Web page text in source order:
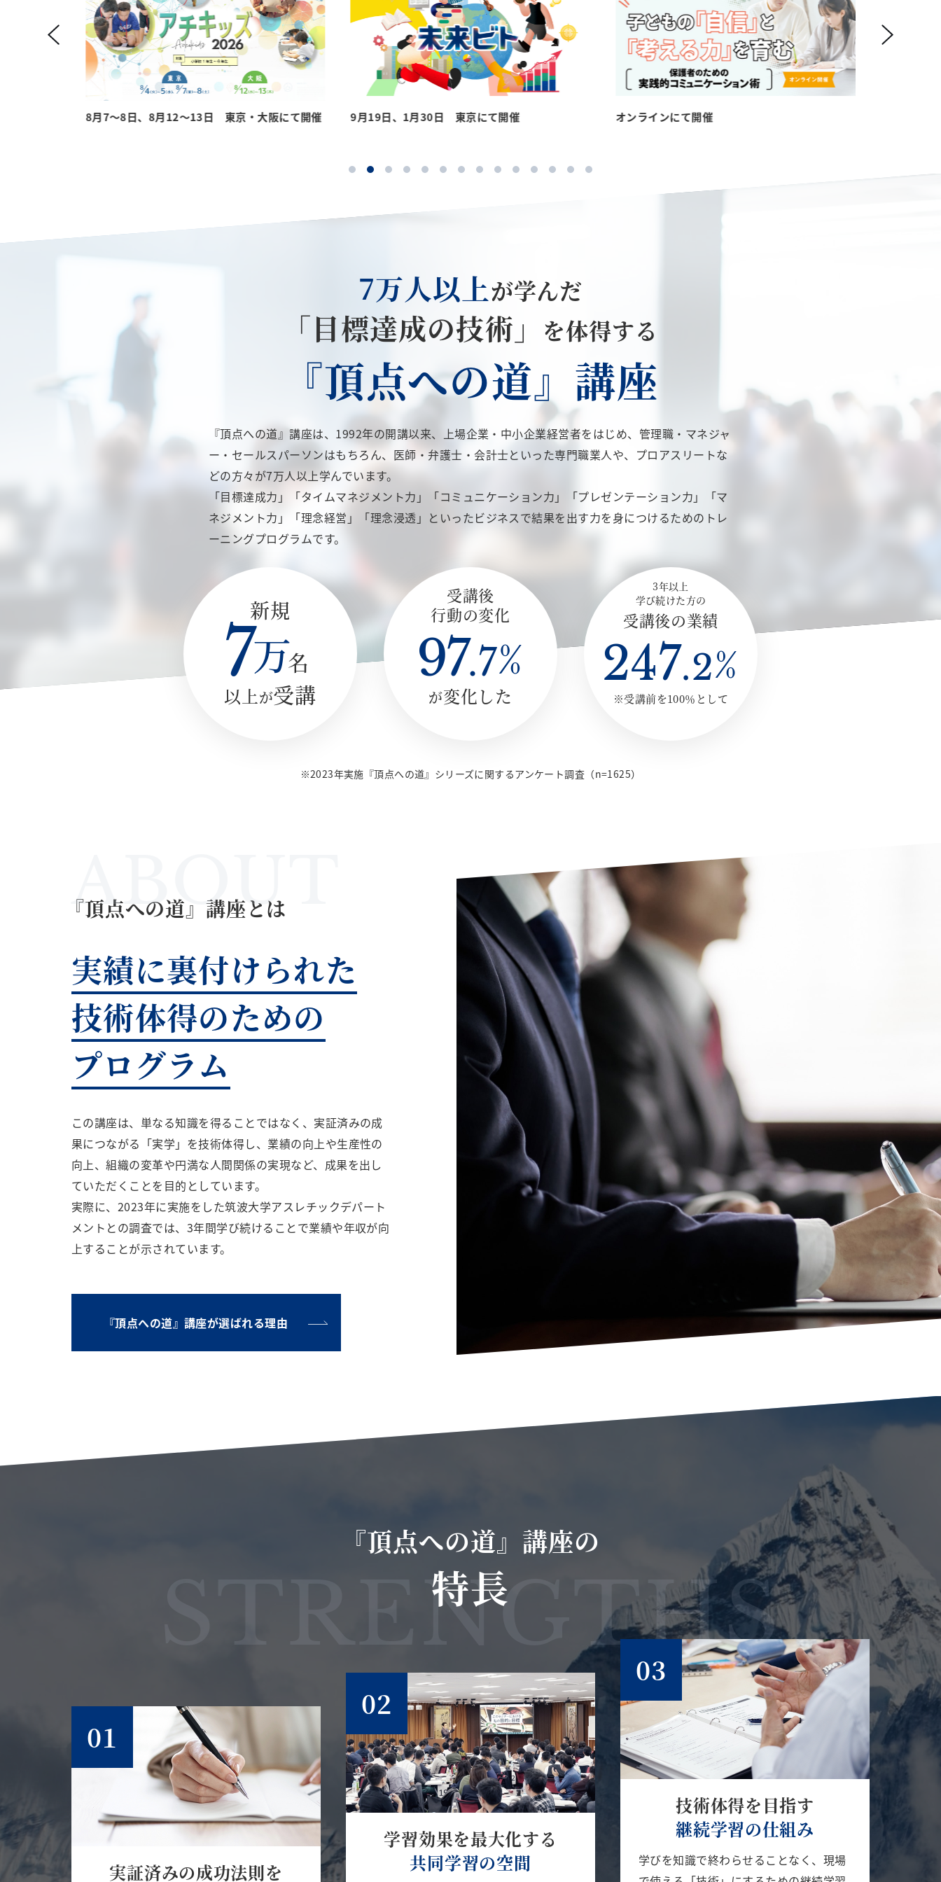
8月7～8日、8月12～13日 東京・大阪にて開催 9月19日、1月30日 東京にて開催 オンラインにて開催
7万人以上が学んだ
「目標達成の技術」 を体得する
『頂点への道』講座
『頂点への道』講座は、1992年の開講以来、上場企業・中小企業経営者をはじめ、管理職・マネジャ
ー・セールスパーソンはもちろん、医師・弁護士・会計士といった専門職業人や、プロアスリートな
どの方々が7万人以上学んでいます。
「目標達成力」「タイムマネジメント力」「コミュニケーション力」「プレゼンテーション力」「マ
ネジメント力」「理念経営」「理念浸透」といったビジネスで結果を出す力を身につけるためのトレ
ーニングプログラムです。
新規
7万名
以上が受講
受講後
行動の変化
97.7%
が変化した
3年以上
学び続けた方の
受講後の業績
247.2%
※受講前を100％として
※2023年実施『頂点への道』シリーズに関するアンケート調査（n=1625）
ABOUT
『頂点への道』講座とは
実績に裏付けられた
技術体得のための
プログラム
この講座は、単なる知識を得ることではなく、実証済みの成
果につながる「実学」を技術体得し、業績の向上や生産性の
向上、組織の変革や円満な人間関係の実現など、成果を出し
ていただくことを目的としています。
実際に、2023年に実施をした筑波大学アスレチックデパート
メントとの調査では、3年間学び続けることで業績や年収が向
上することが示されています。
『頂点への道』講座が選ばれる理由
『頂点への道』講座の
特長
STRENGTHS
01
実証済みの成功法則を
02
学習効果を最大化する
共同学習の空間
03
技術体得を目指す
継続学習の仕組み
学びを知識で終わらせることなく、現場